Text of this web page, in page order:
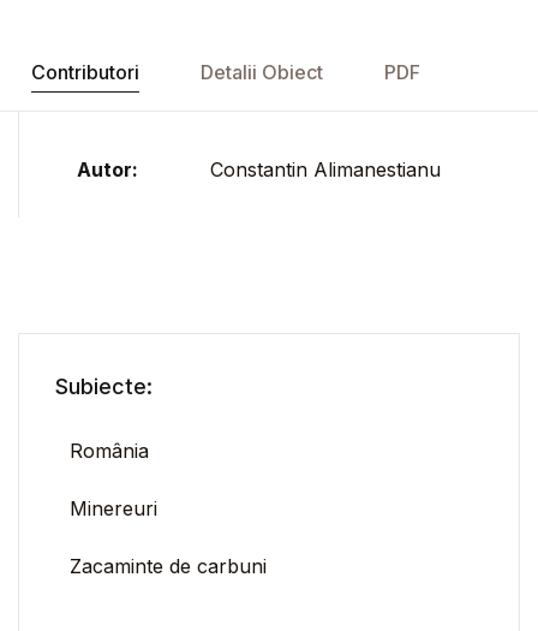
Contributori Detalii Obiect PDF
Autor: Constantin Alimanestianu
Subiecte:
România
Minereuri
Zacaminte de carbuni